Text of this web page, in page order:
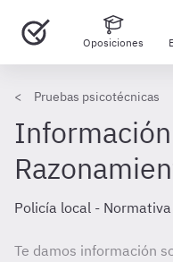
Oposiciones
Pruebas psicotécnicas
Policía local -
Te damos información